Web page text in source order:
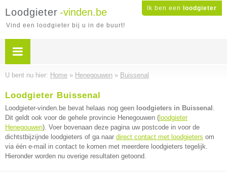
Ik ben een loodgieter
Loodgieter -vinden.be
Vind een loodgieter bij u in de buurt!
U bent nu hier: Home » Henegouwen » Buissenal
Loodgieter Buissenal
Loodgieter-vinden.be bevat helaas nog geen loodgieters in Buissenal .
Dit geldt ook voor de gehele provincie Henegouwen ( loodgieter
Henegouwen). Voer bovenaan deze pagina uw postcode in voor de
dichtstbijzijnde loodgieters of ga naar direct contact met loodgieters om
via één e-mail in contact te komen met meerdere loodgieters tegelijk.
Hieronder worden nu overige resultaten getoond.